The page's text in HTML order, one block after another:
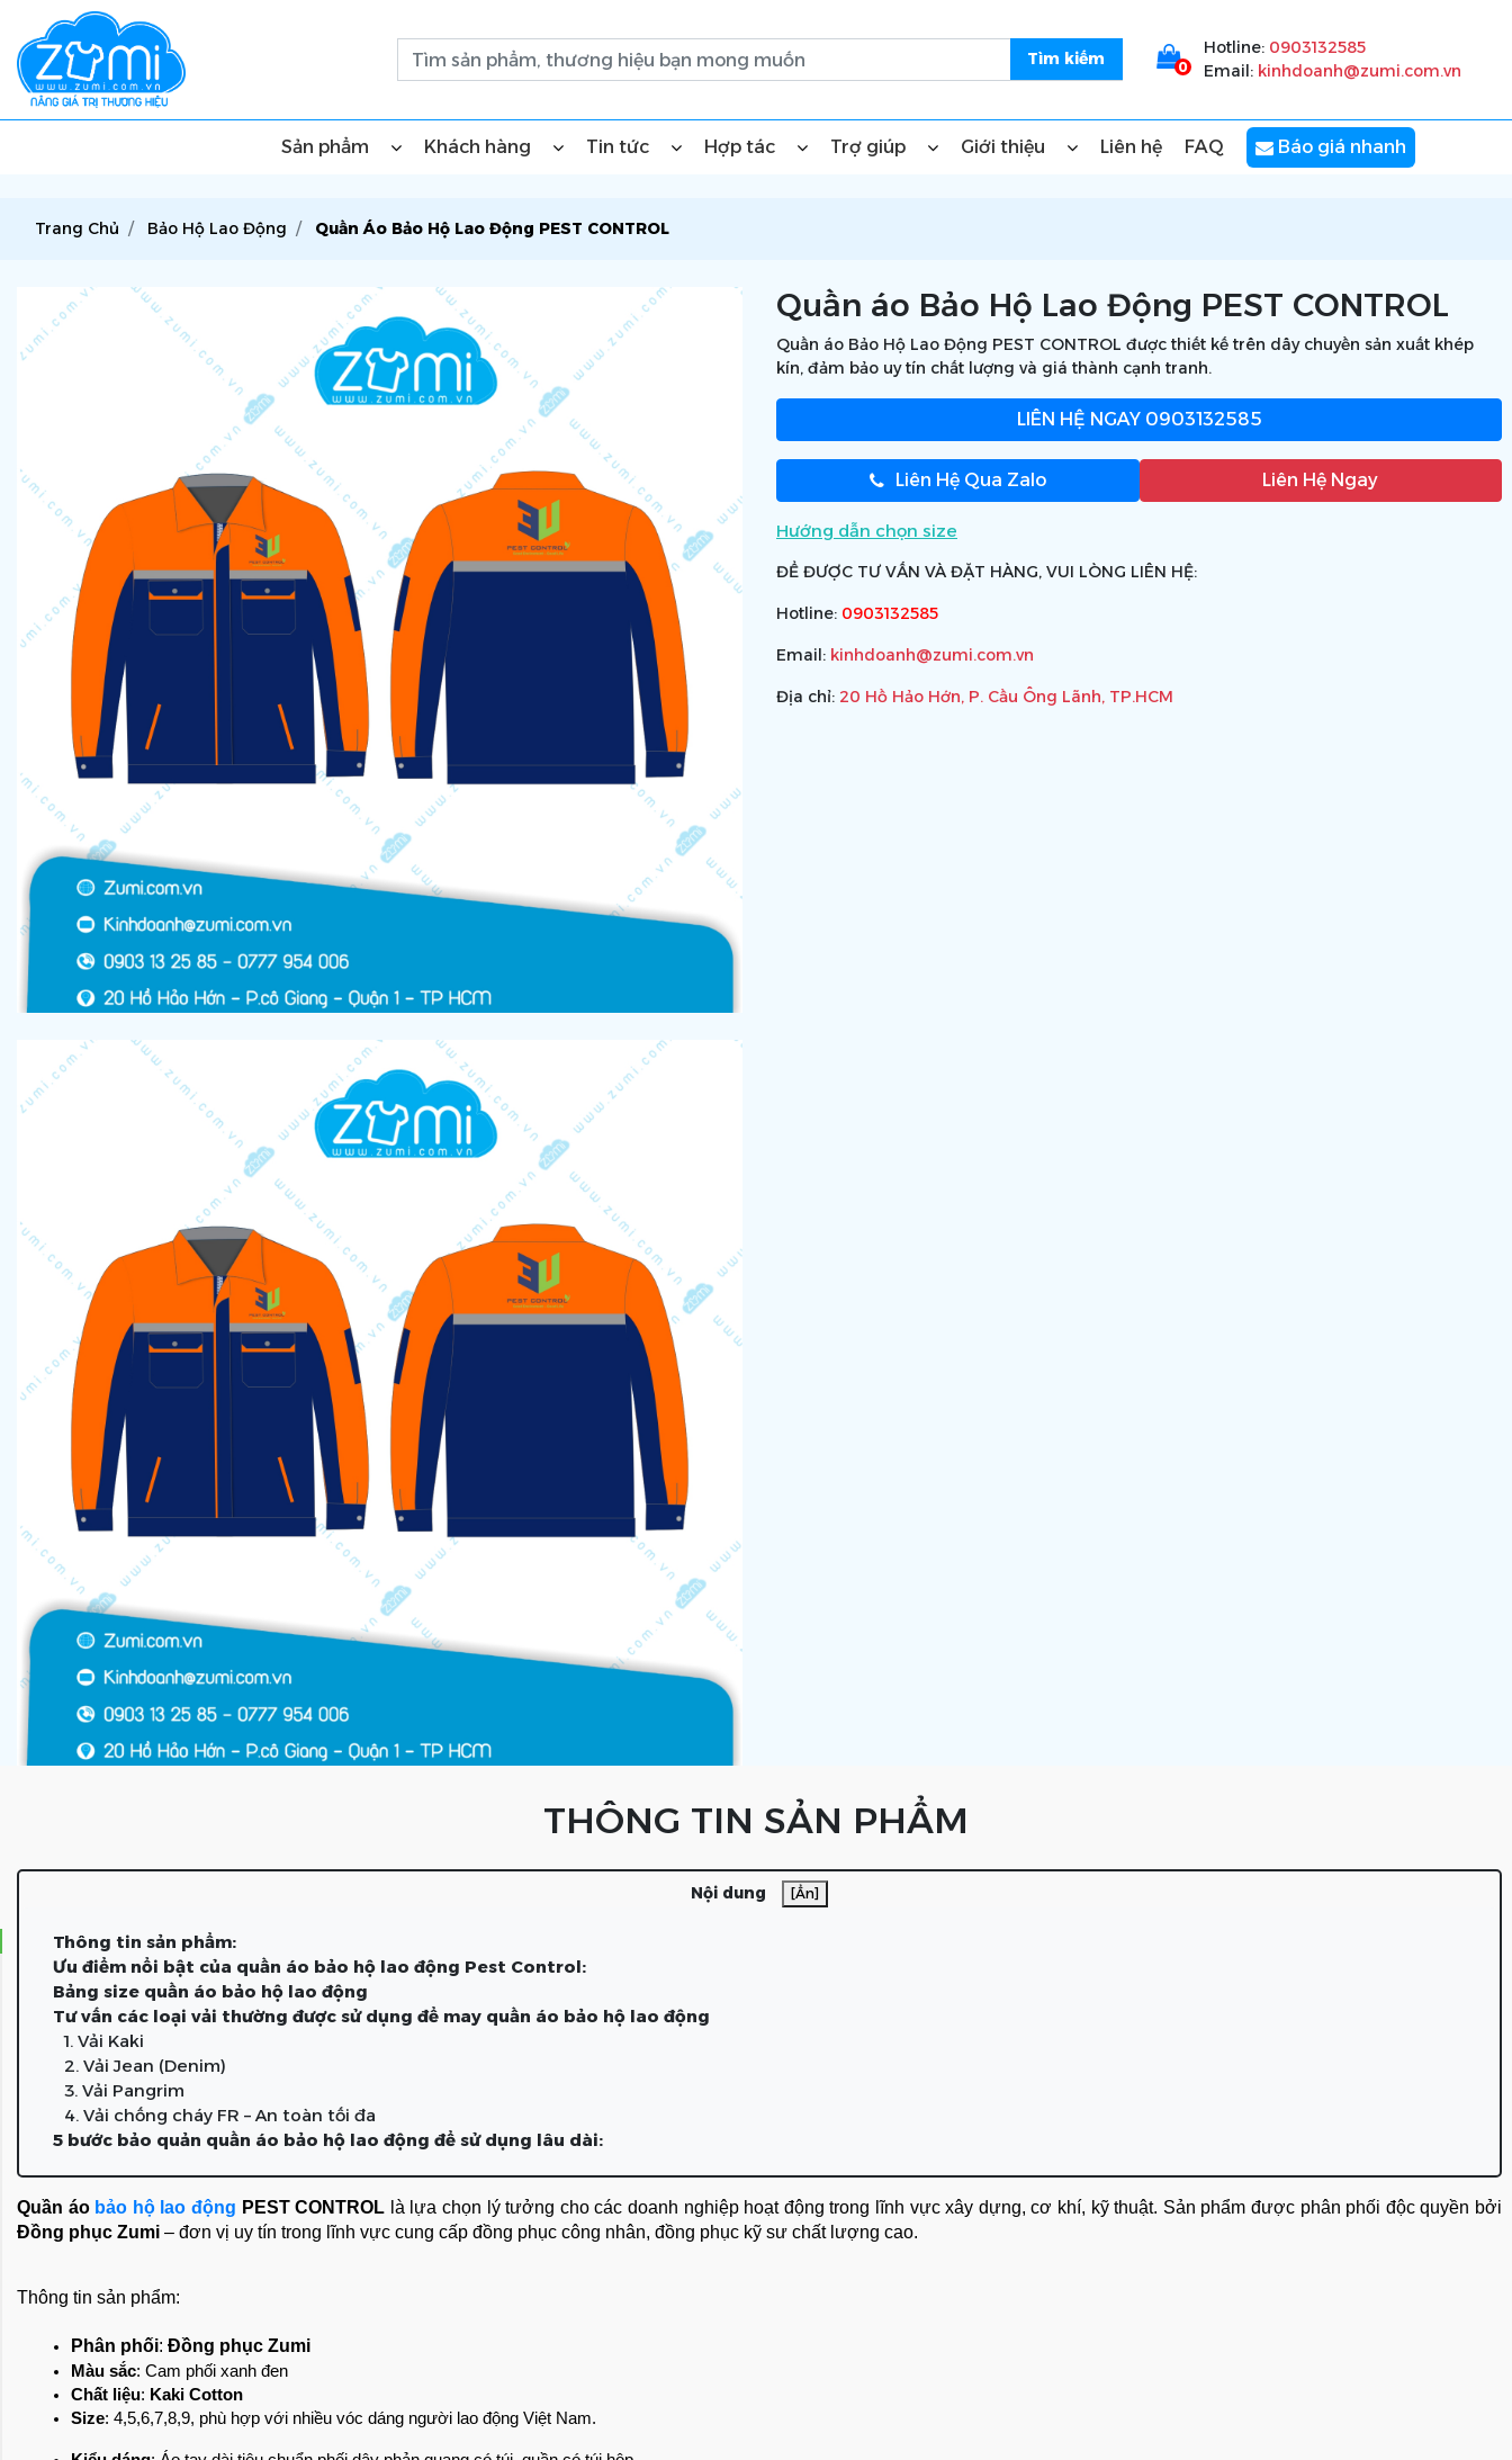
0
Hotline: 0903132585
Email: kinhdoanh@zumi.com.vn
Sản phẩm Khách hàng Tin tức Hợp tác Trợ giúp Giới thiệu Liên hệ FAQ Báo giá nhanh
Trang Chủ Bảo Hộ Lao Động Quần Áo Bảo Hộ Lao Động PEST CONTROL
Quần áo Bảo Hộ Lao Động PEST CONTROL
Quần áo Bảo Hộ Lao Động PEST CONTROL được thiết kế trên dây chuyền sản xuất khép
kín, đảm bảo uy tín chất lượng và giá thành cạnh tranh.
LIÊN HỆ NGAY0903132585
Liên Hệ Qua Zalo Liên Hệ Ngay
Hướng dẫn chọn size
ĐỂ ĐƯỢC TƯ VẤN VÀ ĐẶT HÀNG, VUI LÒNG LIÊN HỆ:
Hotline: 0903132585
Email: kinhdoanh@zumi.com.vn
Địa chỉ: 20 Hồ Hảo Hớn, P. Cầu Ông Lãnh, TP.HCM
THÔNG TIN SẢN PHẨM
Nội dung [Ẩn]
Thông tin sản phẩm:
Ưu điểm nổi bật của quần áo bảo hộ lao động Pest Control:
Bảng size quần áo bảo hộ lao động
Tư vấn các loại vải thường được sử dụng để may quần áo bảo hộ lao động
1. Vải Kaki
2. Vải Jean (Denim)
3. Vải Pangrim
4. Vải chống cháy FR – An toàn tối đa
5 bước bảo quản quần áo bảo hộ lao động để sử dụng lâu dài:
Quần áo bảo hộ lao động PEST CONTROL
Đồng phục Zumi – đơn vị uy tín trong lĩnh vực cung cấp đồng phục công nhân, đồng phục kỹ sư chất lượng cao.
Thông tin sản phẩm:
Phân phối: Đồng phục Zumi
Màu sắc: Cam phối xanh đen
Chất liệu: Kaki Cotton
Size: 4,5,6,7,8,9, phù hợp với nhiều vóc dáng người lao động Việt Nam.